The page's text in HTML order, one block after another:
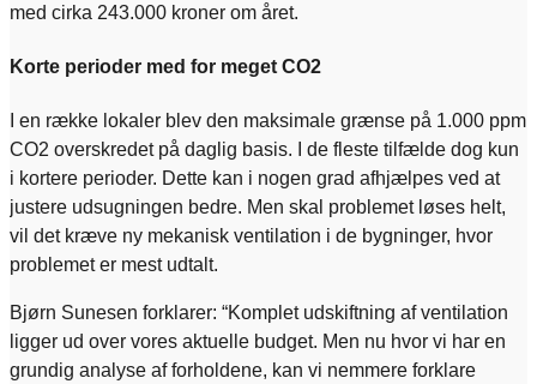
med cirka 243.000 kroner om året.
Korte perioder med for meget CO2
I en række lokaler blev den maksimale grænse på 1.000 ppm
CO2 overskredet på daglig basis. I de fleste tilfælde dog kun
i kortere perioder. Dette kan i nogen grad afhjælpes ved at
justere udsugningen bedre. Men skal problemet løses helt,
vil det kræve ny mekanisk ventilation i de bygninger, hvor
problemet er mest udtalt.
Bjørn Sunesen forklarer: “Komplet udskiftning af ventilation
ligger ud over vores aktuelle budget. Men nu hvor vi har en
grundig analyse af forholdene, kan vi nemmere forklare